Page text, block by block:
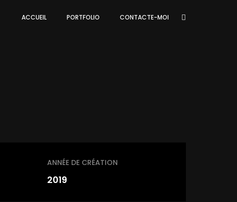
ACCUEIL PORTFOLIO CONTACTE-MOI
ANNÉE DE CRÉATION
2019